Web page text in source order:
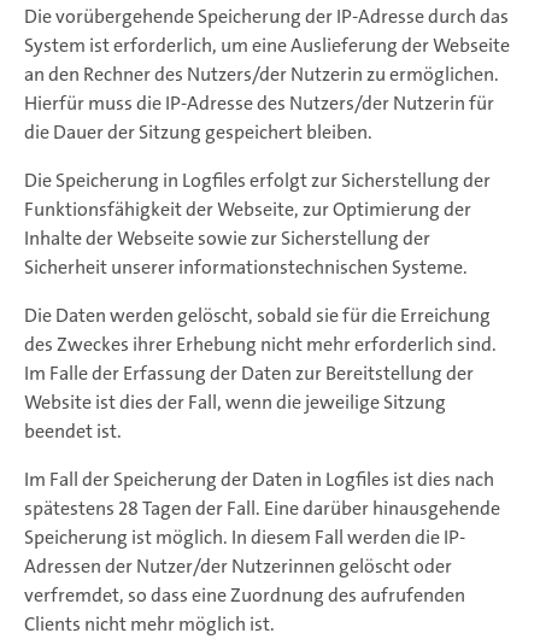
Die vorübergehende Speicherung der IP-Adresse durch das
System ist erforderlich, um eine Auslieferung der Webseite
an den Rechner des Nutzers/der Nutzerin zu ermöglichen.
Hierfür muss die IP-Adresse des Nutzers/der Nutzerin für
die Dauer der Sitzung gespeichert bleiben.
Die Speicherung in Logfiles erfolgt zur Sicherstellung der
Funktionsfähigkeit der Webseite, zur Optimierung der
Inhalte der Webseite sowie zur Sicherstellung der
Sicherheit unserer informationstechnischen Systeme.
Die Daten werden gelöscht, sobald sie für die Erreichung
des Zweckes ihrer Erhebung nicht mehr erforderlich sind.
Im Falle der Erfassung der Daten zur Bereitstellung der
Website ist dies der Fall, wenn die jeweilige Sitzung
beendet ist.
Im Fall der Speicherung der Daten in Logfiles ist dies nach
spätestens 28 Tagen der Fall. Eine darüber hinausgehende
Speicherung ist möglich. In diesem Fall werden die IP-
Adressen der Nutzer/der Nutzerinnen gelöscht oder
verfremdet, so dass eine Zuordnung des aufrufenden
Clients nicht mehr möglich ist.